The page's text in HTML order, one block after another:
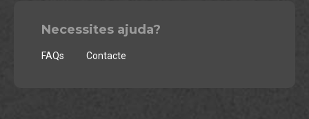
Necessites ajuda?
FAQs Contacte